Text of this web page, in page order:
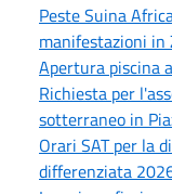
Peste Suina
manifestazioni in
Apertura piscina
Richiesta per
sotterraneo in
Orari SAT per la
differenziata